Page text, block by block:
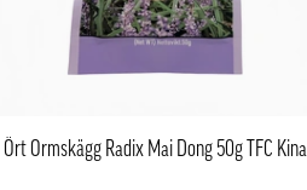
Ört Ormskägg Radix Mai Dong 50g TFC Kina